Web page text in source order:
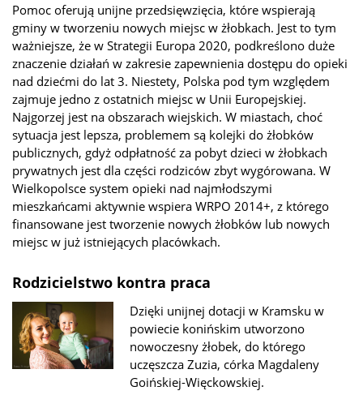
Pomoc oferują unijne przedsięwzięcia, które wspierają
gminy w tworzeniu nowych miejsc w żłobkach. Jest to tym
ważniejsze, że w Strategii Europa 2020, podkreślono duże
znaczenie działań w zakresie zapewnienia dostępu do opieki
nad dziećmi do lat 3. Niestety, Polska pod tym względem
zajmuje jedno z ostatnich miejsc w Unii Europejskiej.
Najgorzej jest na obszarach wiejskich. W miastach, choć
sytuacja jest lepsza, problemem są kolejki do żłobków
publicznych, gdyż odpłatność za pobyt dzieci w żłobkach
prywatnych jest dla części rodziców zbyt wygórowana. W
Wielkopolsce system opieki nad najmłodszymi
mieszkańcami aktywnie wspiera WRPO 2014+, z którego
finansowane jest tworzenie nowych żłobków lub nowych
miejsc w już istniejących placówkach.
Rodzicielstwo kontra praca
Dzięki unijnej dotacji w Kramsku w
powiecie konińskim utworzono
nowoczesny żłobek, do którego
uczęszcza Zuzia, córka Magdaleny
Goińskiej-Więckowskiej.